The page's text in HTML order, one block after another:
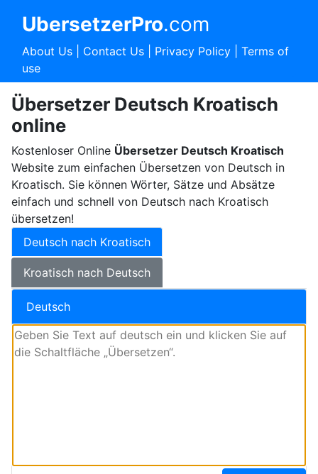
UbersetzerPro.com
About Us| Contact Us| Privacy Policy| Terms of
use
Übersetzer Deutsch Kroatisch
online
Kostenloser Online Übersetzer Deutsch Kroatisch
Website zum einfachen Übersetzen von Deutsch in
Kroatisch. Sie können Wörter, Sätze und Absätze
einfach und schnell von Deutsch nach Kroatisch
übersetzen!
Deutsch nach Kroatisch
Kroatisch nach Deutsch
Deutsch